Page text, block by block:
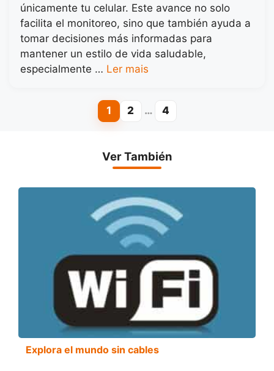
únicamente tu celular. Este avance no solo
facilita el monitoreo, sino que también ayuda a
tomar decisiones más informadas para
mantener un estilo de vida saludable,
especialmente … Ler mais
Page
1 Page
2 … Page
4
Ver También
Explora el mundo sin cables